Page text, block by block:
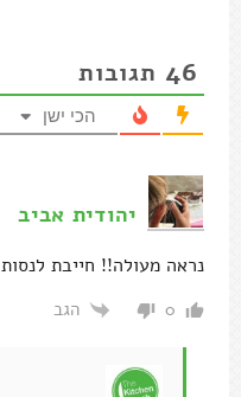
46 תגובות
הכי ישן
יהודית אביב
נראה מעולה!! חייבת לנסות
0 הגב